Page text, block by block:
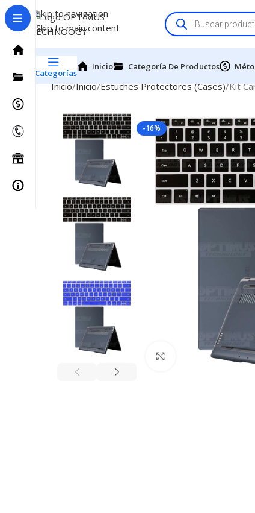
Skip to navigation
Skip to main content
Categorías
Inicio Categoría De Productos
Inicio Inicio Estuches Protectores (Cases) Kit
-16%
Click to enlarge